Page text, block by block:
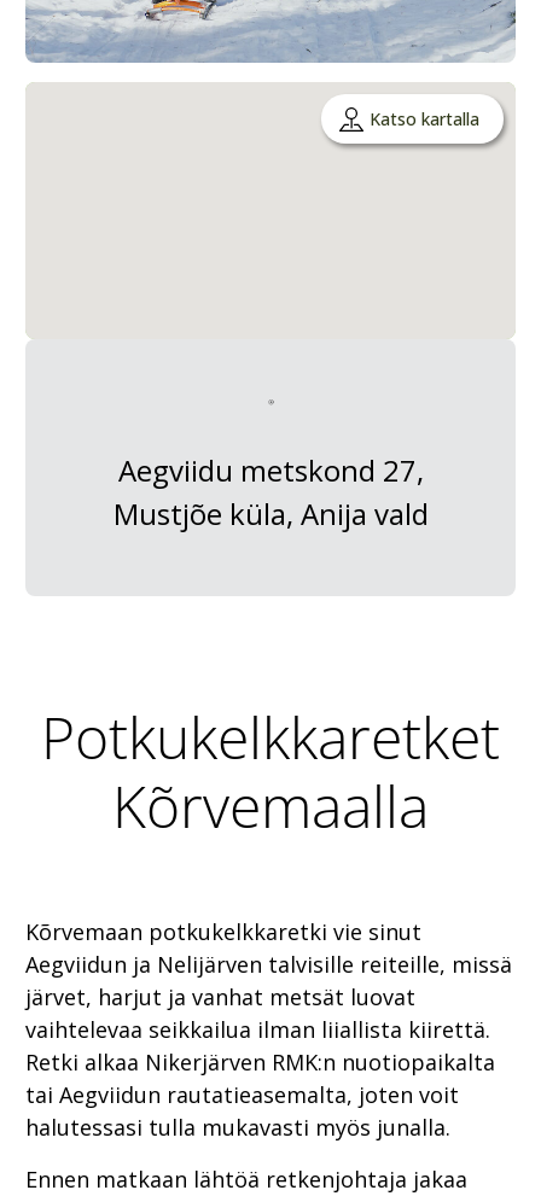
Katso kartalla
Aegviidu metskond 27,
Mustjõe küla, Anija vald
Potkukelkkaretket
Kõrvemaalla
Kõrvemaan potkukelkkaretki vie sinut
Aegviidun ja Nelijärven talvisille reiteille, missä
järvet, harjut ja vanhat metsät luovat
vaihtelevaa seikkailua ilman liiallista kiirettä.
Retki alkaa Nikerjärven RMK:n nuotiopaikalta
tai Aegviidun rautatieasemalta, joten voit
halutessasi tulla mukavasti myös junalla.
Ennen matkaan lähtöä retkenjohtaja jakaa